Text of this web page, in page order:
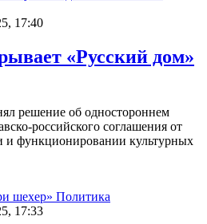
17:40
«Русский дом»
решение об одностороннем
российского соглашения от
и функционировании культурных
Политика
17:33